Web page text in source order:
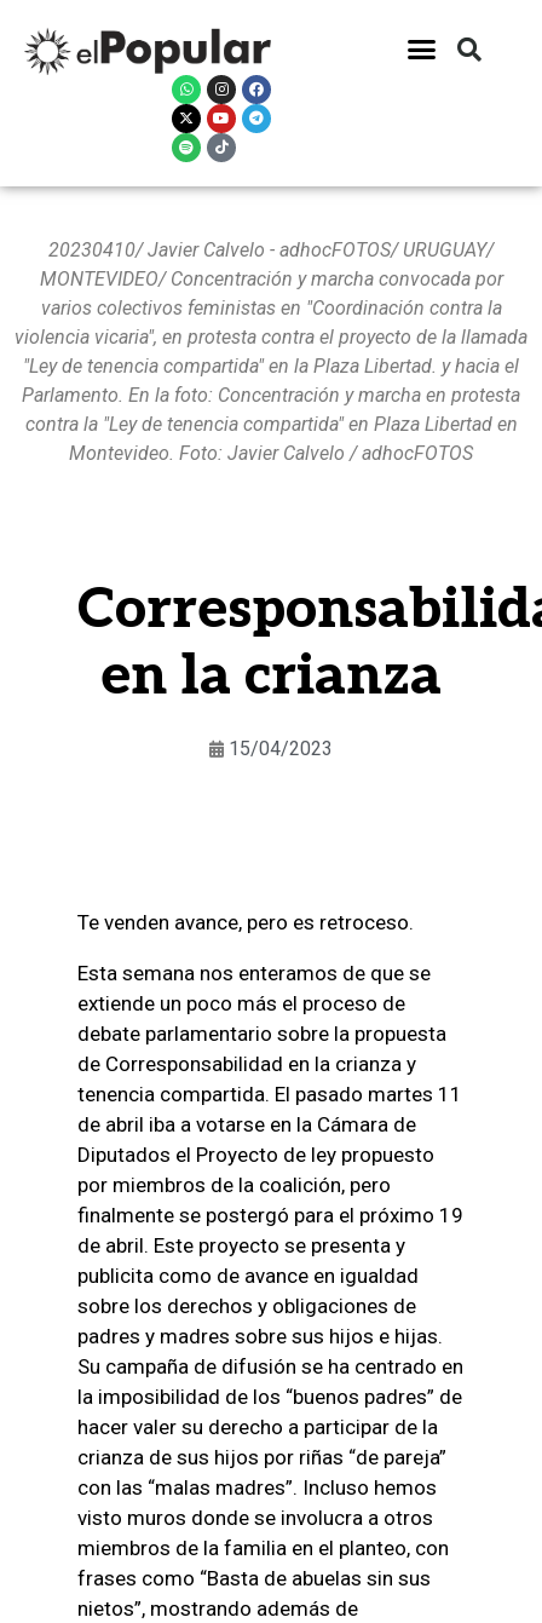
20230410/ Javier Calvelo - adhocFOTOS/ URUGUAY/
MONTEVIDEO/ Concentración y marcha convocada por
varios colectivos feministas en "Coordinación contra la
violencia vicaria", en protesta contra el proyecto de la llamada
"Ley de tenencia compartida" en la Plaza Libertad. y hacia el
Parlamento. En la foto: Concentración y marcha en protesta
contra la "Ley de tenencia compartida" en Plaza Libertad en
Montevideo. Foto: Javier Calvelo / adhocFOTOS
en la crianza
15/04/2023
Te venden avance, pero es retroceso.
Esta semana nos enteramos de que se
extiende un poco más el proceso de
debate parlamentario sobre la propuesta
de Corresponsabilidad en la crianza y
tenencia compartida. El pasado martes 11
de abril iba a votarse en la Cámara de
Diputados el Proyecto de ley propuesto
por miembros de la coalición, pero
finalmente se postergó para el próximo 19
de abril. Este proyecto se presenta y
publicita como de avance en igualdad
sobre los derechos y obligaciones de
padres y madres sobre sus hijos e hijas.
Su campaña de difusión se ha centrado en
la imposibilidad de los “buenos padres” de
hacer valer su derecho a participar de la
crianza de sus hijos por riñas “de pareja”
con las “malas madres”. Incluso hemos
visto muros donde se involucra a otros
miembros de la familia en el planteo, con
frases como “Basta de abuelas sin sus
nietos”, mostrando además de